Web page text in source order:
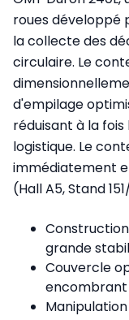
roues développé
la collecte des
circulaire. Le
d'empilage
réduisant à la
logistique. Le
immédiatement
(Hall A5, Stand
grande
Couvercle
encombrant